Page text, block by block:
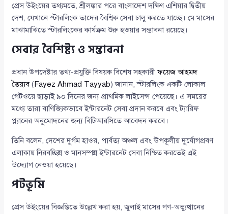
প্রেস উইংয়ের তথ্যমতে, শ্রীলঙ্কার পরে বাংলাদেশ দক্ষিণ এশিয়ার দ্বিতীয়
দেশ, যেখানে স্টারলিংক তাদের বৈশ্বিক সেবা চালু করতে যাচ্ছে। মে মাসের
মাঝামাঝিতে স্টারলিংকের কার্যক্রম শুরু হওয়ার সম্ভাবনা রয়েছে।
সেবার বৈশিষ্ট্য ও সম্ভাবনা
প্রধান উপদেষ্টার তথ্য-প্রযুক্তি বিষয়ক বিশেষ সহকারীফয়েজ আহমদ
তৈয়্যব(Fayez Ahmad Tayyab) জানান, স্টারলিংক একটি লোকাল
গেটওয়ে ছাড়াই ৯০ দিনের জন্য প্রাথমিক লাইসেন্স পেয়েছে। এ সময়ের
মধ্যে তারা বাণিজ্যিকভাবে ইন্টারনেট সেবা প্রদান করবে এবং ট্যারিফ
প্ল্যানের অনুমোদনের জন্য বিটিআরসিতে আবেদন করবে।
তিনি বলেন, দেশের দুর্গম হাওর, পার্বত্য অঞ্চল এবং উপকূলীয় দুর্যোগপ্রবণ
এলাকায় নিরবচ্ছিন্ন ও মানসম্পন্ন ইন্টারনেট সেবা নিশ্চিত করতেই এই
উদ্যোগ নেওয়া হয়েছে।
পটভূমি
প্রেস উইংয়ের বিজ্ঞপ্তিতে উল্লেখ করা হয়, জুলাই মাসের গণ-অভ্যুত্থানের